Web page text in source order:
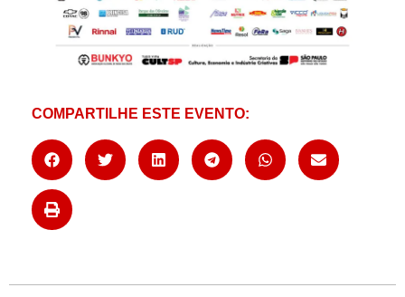
COMPARTILHE ESTE EVENTO: